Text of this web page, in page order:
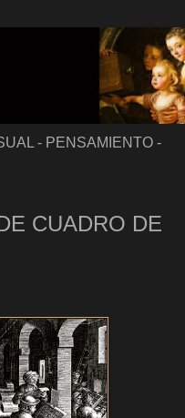
- PENSAMIENTO -
CUADRO DE